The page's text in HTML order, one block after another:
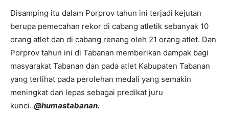
Disamping itu dalam Porprov tahun ini terjadi kejutan
berupa pemecahan rekor di cabang atletik sebanyak 10
orang atlet dan di cabang renang oleh 21 orang atlet. Dan
Porprov tahun ini di Tabanan memberikan dampak bagi
masyarakat Tabanan dan pada atlet Kabupaten Tabanan
yang terlihat pada perolehan medali yang semakin
meningkat dan lepas sebagai predikat juru
kunci. @humastabanan.